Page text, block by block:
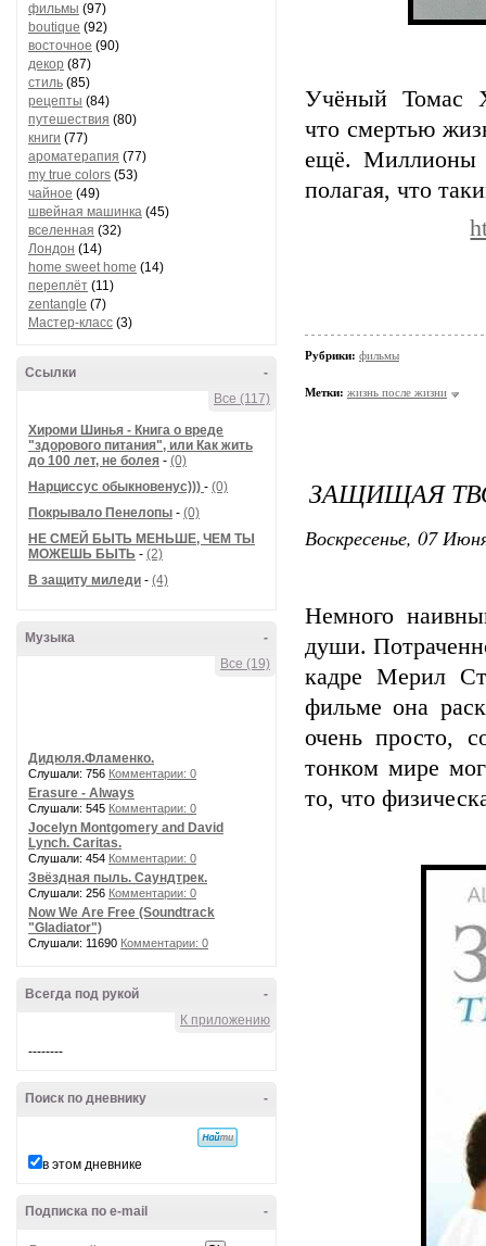
фильмы (97)
boutique (92)
восточное (90)
декор (87)
стиль (85)
рецепты (84)
путешествия (80)
книги (77)
ароматерапия (77)
my true colors (53)
чайное (49)
швейная машинка (45)
вселенная (32)
Лондон (14)
home sweet home (14)
переплёт (11)
zentangle (7)
Мастер-класс (3)
-
Ссылки
Все (117)
Хироми Шинья - Книга о вреде
"здорового питания", или Как жить
до 100 лет, не болея - (0)
Нарциссус обыкновенус))) - (0)
Покрывало Пенелопы - (0)
НЕ СМЕЙ БЫТЬ МЕНЬШЕ, ЧЕМ ТЫ
МОЖЕШЬ БЫТЬ - (2)
В защиту миледи - (4)
-
Музыка
Все (19)
Дидюля.Фламенко.
Слушали: 756 Комментарии: 0
Erasure - Always
Слушали: 545 Комментарии: 0
Jocelyn Montgomery and David
Lynch. Caritas.
Слушали: 454 Комментарии: 0
Звёздная пыль. Саундтрек.
Слушали: 256 Комментарии: 0
Now We Are Free (Soundtrack
"Gladiator")
Слушали: 11690 Комментарии: 0
-
Всегда под рукой
К приложению
--------
-
Поиск по дневнику
в этом дневнике
-
Подписка по e-mail
Учёный Томас
что смертью
ещё. Миллионы
полагая, что
Рубрики: фильмы
Метки: жизнь после жизни
ЗАЩИЩАЯ
Воскресенье, 07
Немного
души.
кадре Мерил
фильме она
очень просто,
тонком мире
то, что